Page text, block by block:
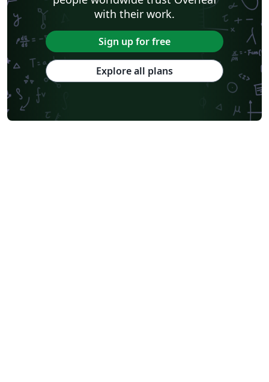
with their work.
Sign up for free
Explore all plans